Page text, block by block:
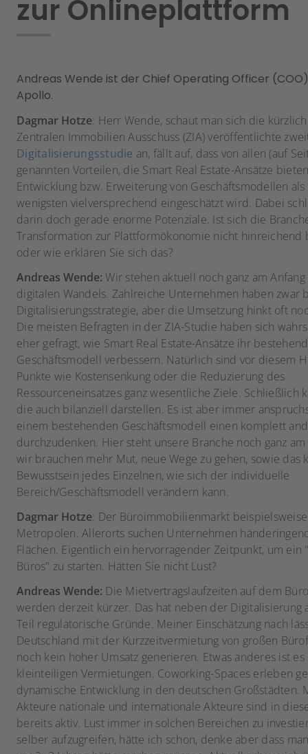
zur Onlineplattform
Andreas Wende ist der Chief Operating Officer
Apollo.
Dagmar Hotze: Herr Wende, schaut man sich die
Zentralen Immobilien Ausschuss (ZIA) veröffentlichte
Digitalisierungsstudie an, fällt auf, dass von allen (auf
genannten Vorteilen, die Smart Real Estate-Ansätze
Entwicklung bzw. Erweiterung von Geschäftsmodellen als
wenigsten vielversprechend eingeschätzt wird. Dabei
darin doch gerade enorme Potenziale. Ist sich die
Transformation zur Plattformökonomie nicht hinreichend
oder wie erklären Sie sich das?
Andreas Wende: Wir stehen aktuell noch ganz am
digitalen Wandels. Zahlreiche Unternehmen haben zwar
Digitalisierungsstrategie, aber die Umsetzung hinkt oft
Die meisten Befragten in der ZIA-Studie haben sich
eher gefragt, wie Smart Real Estate-Ansätze ihr
Geschäftsmodell verbessern. Natürlich sind vor diesem
Punkte wie Kostensenkung oder die Reduzierung des
Ressourceneinsatzes ganz wesentliche Ziele. Schließlich
die auch bilanziell darstellen. Es ist aber immer
einem bestehenden Geschäftsmodell einen komplett
durchzudenken. Hier steht unsere Branche noch ganz
wir brauchen mehr Mut, neue Wege zu gehen, sowie das
Bewusstsein jedes Einzelnen, wie sich der individuelle
Bereich/Geschäftsmodell verändern kann.
Dagmar Hotze: Der Büroimmobilienmarkt
Metropolen. Allerorts suchen Unternehmen
Flächen. Eigentlich ein hervorragender Zeitpunkt, um ein
Büros" zu starten. Hätten Sie nicht Lust?
Andreas Wende: Die Mietvertragslaufzeiten auf dem
werden derzeit kürzer. Das hat neben der Digitalisierung
Teil regulatorische Gründe. Meiner Einschätzung nach
Deutschland mit der Kurzzeitvermietung von großen
noch kein hoher Umsatz generieren. Etwas anderes ist
kleinteiligen Vermietungen. Coworking-Spaces erleben
dynamische Entwicklung in den deutschen Großstädten.
Akteure nationale und internationale Akteure sind in
bereits aktiv. Lust immer in solchen Bereichen zu
selber aufzugreifen, hätte ich schon, denke aber dass